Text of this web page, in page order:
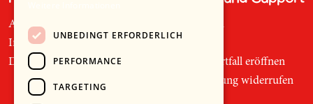
AGB
Impressum
Datenschutz
Telefon
Supportfall eröffnen
Bestellung widerrufen
UNBEDINGT ERFORDERLICH
PERFORMANCE
TARGETING